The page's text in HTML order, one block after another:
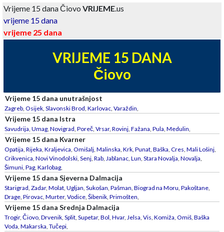
Vrijeme 15 dana ČiovoVRIJEME.us
vrijeme 15 dana
vrijeme 25 dana
VRIJEME 15 DANA
Čiovo
Vrijeme 15 dana unutrašnjost
Zagreb, Osijek, Slavonski Brod, Karlovac, Varaždin,
Vrijeme 15 dana Istra
Savudrija, Umag, Novigrad, Poreč, Vrsar, Rovinj, Fažana, Pula, Medulin,
Vrijeme 15 dana Kvarner
Opatija, Rijeka, Kraljevica, Omišalj, Malinska, Krk, Punat, Baška, Cres, Mali Lošinj,
Crikvenica, Novi Vinodolski, Senj, Rab, Jablanac, Lun, Stara Novalja, Novalja,
Šimuni, Pag, Karlobag,
Vrijeme 15 dana Sjeverna Dalmacija
Starigrad, Zadar, Molat, Ugljan, Sukošan, Pašman, Biograd na Moru, Pakoštane,
Drage, Pirovac, Murter, Vodice, Šibenik, Primošten,
Vrijeme 15 dana Srednja Dalmacija
Trogir, Čiovo, Drvenik, Split, Supetar, Bol, Hvar, Jelsa, Vis, Komiža, Omiš, Baška
Voda, Makarska, Tučepi,